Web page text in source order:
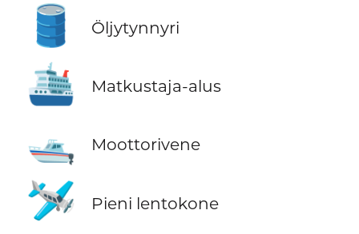
🛢️ Öljytynnyri
🛳️ Matkustaja-alus
🛥️ Moottorivene
🛩️ Pieni lentokone